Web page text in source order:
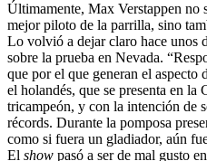
Últimamente, Max Verstappen no
mejor piloto de la parrilla, sino
Lo volvió a dejar claro hace unos
sobre la prueba en Nevada.
que por el que generan el aspecto
el holandés, que se presenta en la
tricampeón, y con la intención de
récords. Durante la pomposa
como si fuera un gladiador, aún
El show pasó a ser de mal gusto